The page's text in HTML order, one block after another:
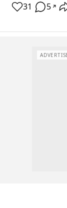
31 5 ↗